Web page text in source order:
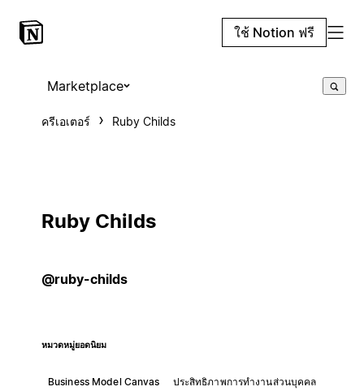
ใช้ Notion ฟรี
Marketplace
ครีเอเตอร์ Ruby Childs
Ruby Childs
@ruby-childs
หมวดหมู่ยอดนิยม
Business Model Canvas
ประสิทธิภาพการทำงานส่วนบุคคล